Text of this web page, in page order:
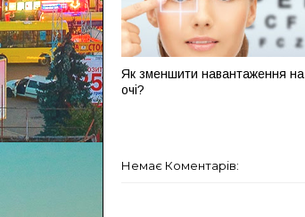
Як зменшити навантаження на
очі?
Немає Коментарів: